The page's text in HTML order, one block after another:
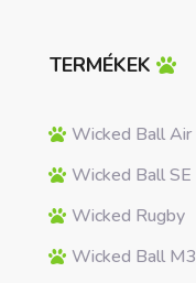
TERMÉKEK
Wicked Ball Air
Wicked Ball SE
Wicked Rugby
Wicked Ball M3